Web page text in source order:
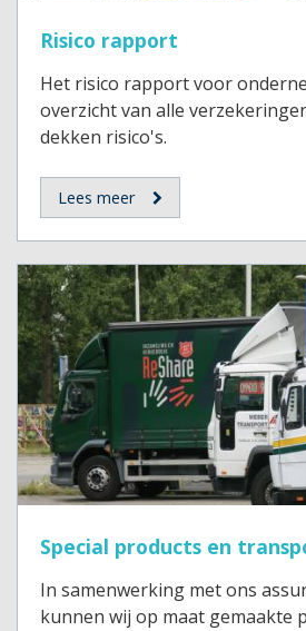
Risico rapport
Het risico rapport voor
overzicht van alle
dekken risico's.
Lees meer
Special products en
In samenwerking met ons
kunnen wij op maat gemaakte